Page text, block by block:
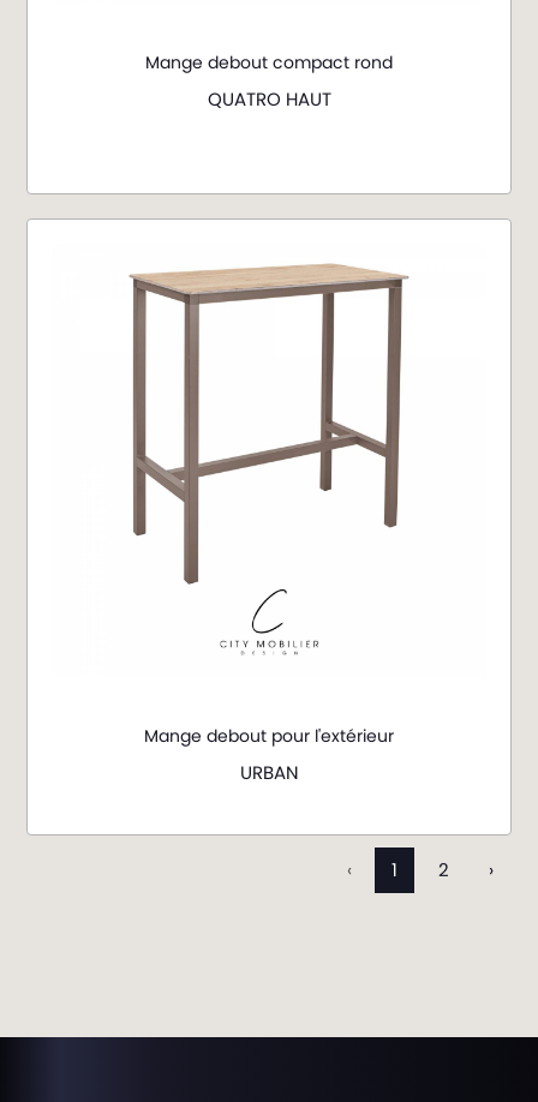
Mange debout compact rond
QUATRO HAUT
Mange debout pour l'extérieur
URBAN
‹ 1 2 ›